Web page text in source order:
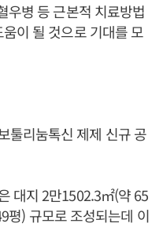
우병 등 근본적 치료방법
이 될 것으로 기대를 모
툴리눔톡신 제제 신규 공
대지 2만1502.3㎡(약 65
평) 규모로 조성되는데 이